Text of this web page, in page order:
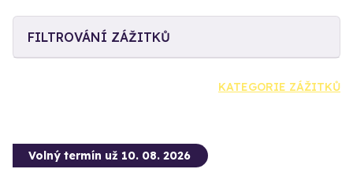
FILTROVÁNÍ ZÁŽITKŮ
KATEGORIE ZÁŽITKŮ
Volný termín už 10. 08. 2026